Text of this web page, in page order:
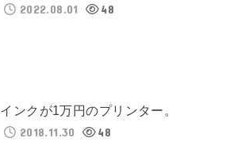
2022.08.01
48
インクが1万円のプリンター。
2018.11.30
48